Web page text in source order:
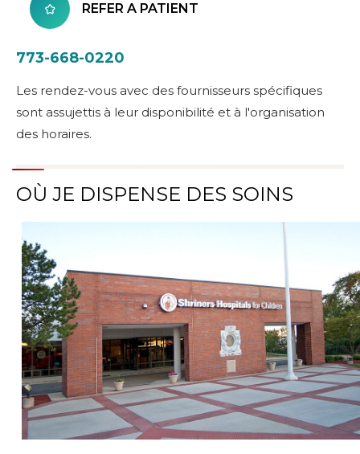
REFER A PATIENT
773-668-0220
Les rendez-vous avec des fournisseurs spécifiques
sont assujettis à leur disponibilité et à l'organisation
des horaires.
OÙ JE DISPENSE DES SOINS